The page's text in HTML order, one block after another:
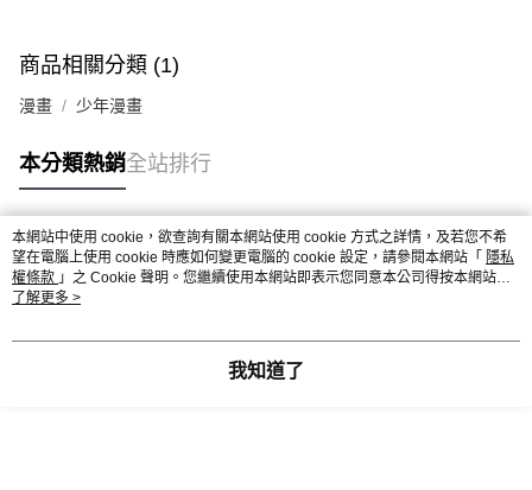
商品相關分類 (1)
漫畫 少年漫畫
本分類熱銷全站排行
熱門標籤
本網站中使用 cookie，欲查詢有關本網站使用 cookie 方式之詳情，及若您不希
望在電腦上使用 cookie 時應如何變更電腦的 cookie 設定，請參閱本網站「 隱私
權條款 」之 Cookie 聲明。您繼續使用本網站即表示您同意本公司得按本網站使
用條款之 Cookie 聲明使用 cookie。
了解更多 >
我知道了